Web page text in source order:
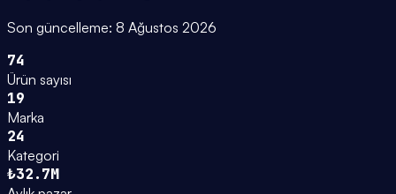
Son güncelleme: 8 Ağustos 2026
74
Ürün sayısı
19
Marka
24
Kategori
₺32.7M